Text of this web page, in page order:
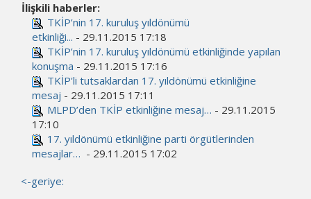
İlişkili haberler:
TKİP’nin 17. kuruluş yıldönümü
etkinliği... - 29.11.2015 17:18
TKİP’nin 17. kuruluş yıldönümü etkinliğinde yapılan
konuşma - 29.11.2015 17:16
TKİP'li tutsaklardan 17. yıldönümü etkinliğine
mesaj - 29.11.2015 17:11
MLPD’den TKİP etkinliğine mesaj… - 29.11.2015
17:10
17. yıldönümü etkinliğine parti örgütlerinden
mesajlar… - 29.11.2015 17:02
<-geriye: